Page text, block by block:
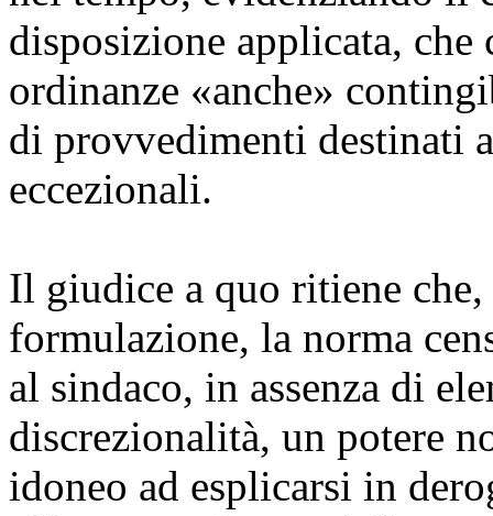
disposizione applicata, che
ordinanze «anche»
di provvedimenti destinati
eccezionali.
Il giudice a quo ritiene
formulazione, la norma
al sindaco, in assenza di
discrezionalità, un potere
idoneo ad esplicarsi in